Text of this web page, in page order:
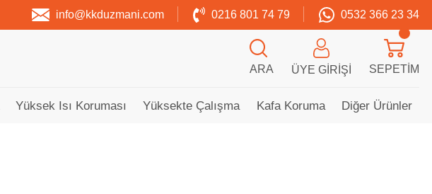
info@kkduzmani.com 0216 801 74 79 0532 366 23 34
ARA ÜYE GIRIŞI SEPETIM
Yüksek Isı Koruması Yüksekte Çalışma Kafa Koruma Diğer Ürünler